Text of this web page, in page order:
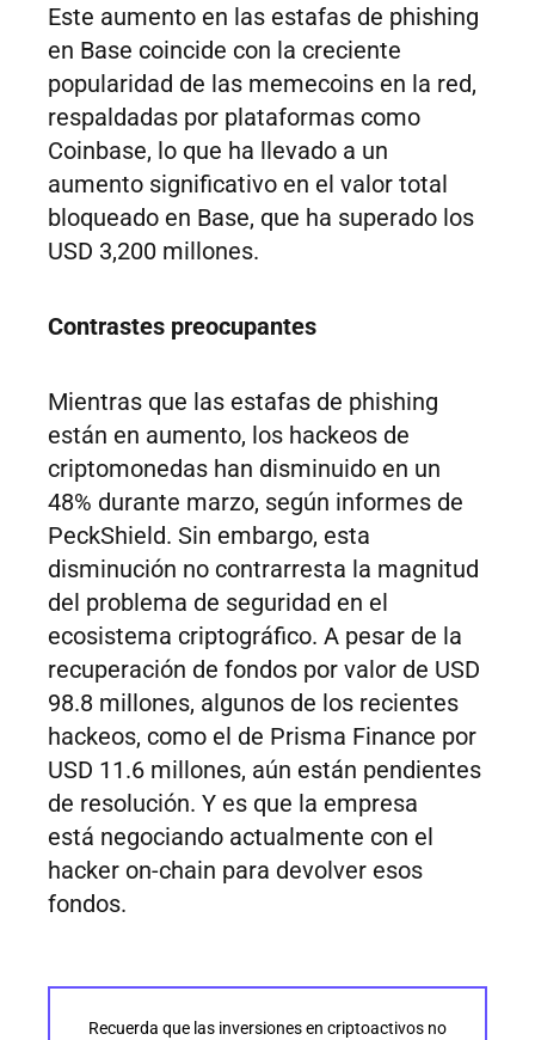
Este aumento en las estafas de phishing
en Base coincide con la creciente
popularidad de las memecoins en la red,
respaldadas por plataformas como
Coinbase, lo que ha llevado a un
aumento significativo en el valor total
bloqueado en Base, que ha superado los
USD 3,200 millones.
Contrastes preocupantes
Mientras que las estafas de phishing
están en aumento, los hackeos de
criptomonedas han disminuido en un
48% durante marzo, según informes de
PeckShield. Sin embargo, esta
disminución no contrarresta la magnitud
del problema de seguridad en el
ecosistema criptográfico. A pesar de la
recuperación de fondos por valor de USD
98.8 millones, algunos de los recientes
hackeos, como el de Prisma Finance por
USD 11.6 millones, aún están pendientes
de resolución. Y es que la empresa
está negociando actualmente con el
hacker on-chain para devolver esos
fondos.
Recuerda que las inversiones en criptoactivos no